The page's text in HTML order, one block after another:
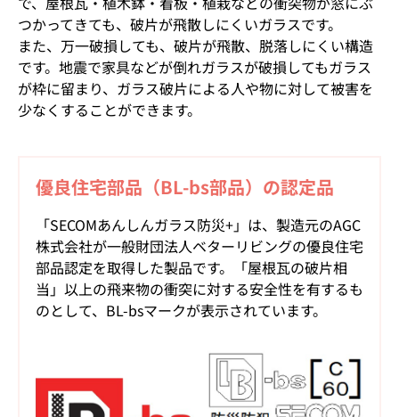
つかってきても、破片が飛散しにくいガラスです。
また、万一破損しても、破片が飛散、脱落しにくい構造
です。地震で家具などが倒れガラスが破損してもガラス
が枠に留まり、ガラス破片による人や物に対して被害を
少なくすることができます。
優良住宅部品（BL-bs部品）の認定品
「SECOMあんしんガラス防災+」は、製造元のAGC
株式会社が一般財団法人ベターリビングの優良住宅
部品認定を取得した製品です。「屋根瓦の破片相
当」以上の飛来物の衝突に対する安全性を有するも
のとして、BL-bsマークが表示されています。